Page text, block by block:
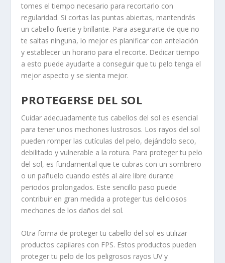
tomes el tiempo necesario para recortarlo con
regularidad. Si cortas las puntas abiertas, mantendrás
un cabello fuerte y brillante. Para asegurarte de que no
te saltas ninguna, lo mejor es planificar con antelación
y establecer un horario para el recorte. Dedicar tiempo
a esto puede ayudarte a conseguir que tu pelo tenga el
mejor aspecto y se sienta mejor.
PROTEGERSE DEL SOL
Cuidar adecuadamente tus cabellos del sol es esencial
para tener unos mechones lustrosos. Los rayos del sol
pueden romper las cutículas del pelo, dejándolo seco,
debilitado y vulnerable a la rotura. Para proteger tu pelo
del sol, es fundamental que te cubras con un sombrero
o un pañuelo cuando estés al aire libre durante
periodos prolongados. Este sencillo paso puede
contribuir en gran medida a proteger tus deliciosos
mechones de los daños del sol.
Otra forma de proteger tu cabello del sol es utilizar
productos capilares con FPS. Estos productos pueden
proteger tu pelo de los peligrosos rayos UV y